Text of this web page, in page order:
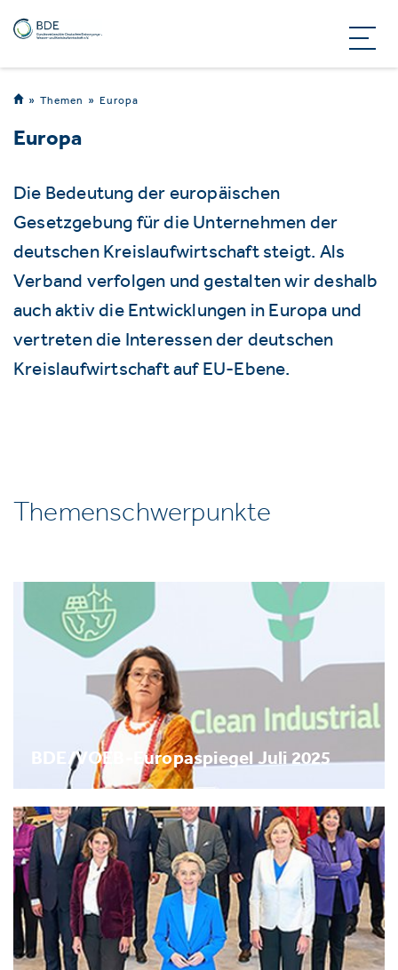
Themen Europa
Europa
Die Bedeutung der europäischen
Gesetzgebung für die Unternehmen der
deutschen Kreislaufwirtschaft steigt. Als
Verband verfolgen und gestalten wir deshalb
auch aktiv die Entwicklungen in Europa und
vertreten die Interessen der deutschen
Kreislaufwirtschaft auf EU-Ebene.
Themenschwerpunkte
BDE/VOEB-Europaspiegel Juli 2025